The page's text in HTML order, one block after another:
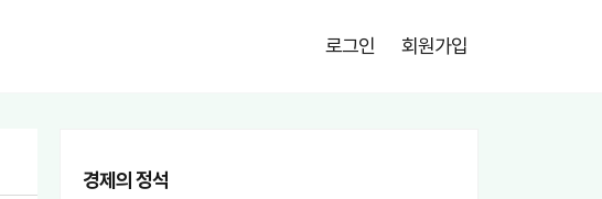
로그인 회원가입
경제의 정석